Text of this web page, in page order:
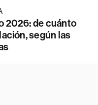
2026: de cuánto
según las